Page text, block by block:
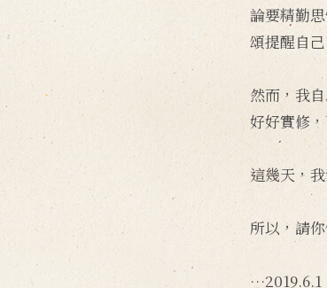
論要精勤
頌提醒自己
然而，我
好好實修
這幾天，
所以，請
…2019.6.1